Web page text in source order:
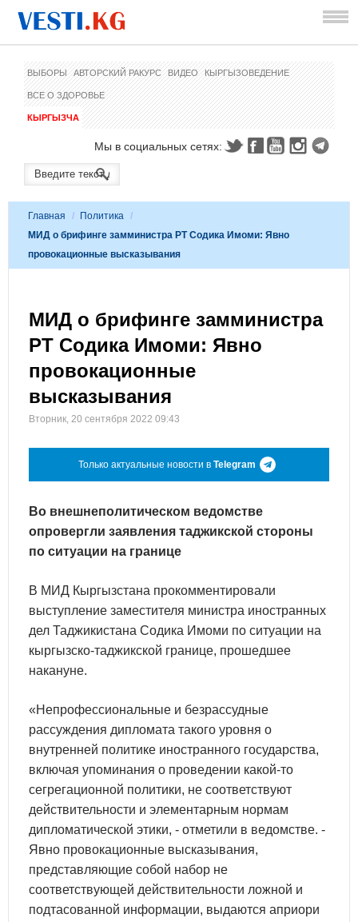
ВЫБОРЫ АВТОРСКИЙ РАКУРС ВИДЕО КЫРГЫЗОВЕДЕНИЕ
ВСЕ О ЗДОРОВЬЕ
КЫРГЫЗЧА
Мы в социальных сетях:
Главная / Политика /
МИД о брифинге замминистра РТ Содика Имоми: Явно
провокационные высказывания
МИД о брифинге замминистра
РТ Содика Имоми: Явно
провокационные
высказывания
Вторник, 20 сентября 2022 09:43
Только актуальные новости в Telegram
Во внешнеполитическом ведомстве
опровергли заявления таджикской стороны
по ситуации на границе
В МИД Кыргызстана прокомментировали
выступление заместителя министра иностранных
дел Таджикистана Содика Имоми по ситуации на
кыргызско-таджикской границе, прошедшее
накануне.
«Непрофессиональные и безрассудные
рассуждения дипломата такого уровня о
внутренней политике иностранного государства,
включая упоминания о проведении какой-то
сегрегационной политики, не соответствуют
действительности и элементарным нормам
дипломатической этики, - отметили в ведомстве. -
Явно провокационные высказывания,
представляющие собой набор не
соответствующей действительности ложной и
подтасованной информации, выдаются априори